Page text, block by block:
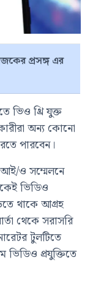
প্রসঙ্গ এর
ভিও থ্রি যুক্ত
অন্য কোনো
পারবেন।
আই/ও সম্মেলনে
ভিডিও
থাকে আগ্রহ
থেকে সরাসরি
টুলটিতে
ভিডিও প্রযুক্তিতে